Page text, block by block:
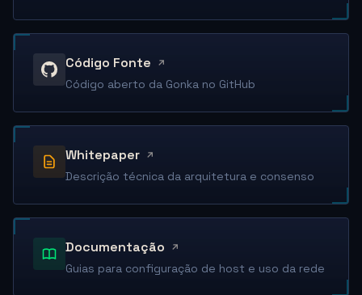
Código Fonte
Código aberto da Gonka no GitHub
Whitepaper
Descrição técnica da arquitetura e consenso
Documentação
Guias para configuração de host e uso da rede